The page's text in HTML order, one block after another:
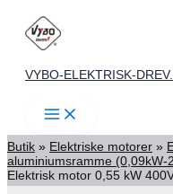
indholdet
VYBO-ELEKTRISK-
Butik » Elektriske motorer »
aluminiumsramme (0,09kW-
Elektrisk motor 0,55 kW